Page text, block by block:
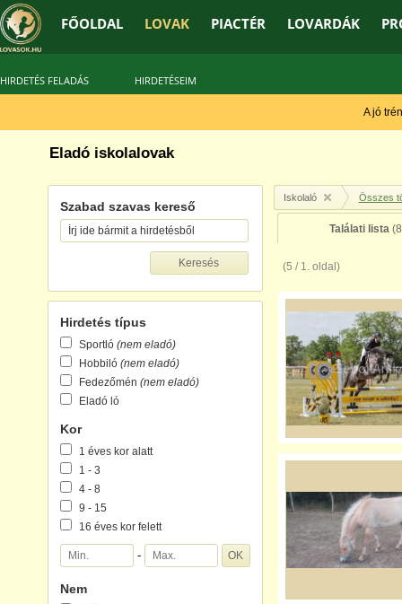
FŐOLDAL LOVAK PIACTÉR LOVARDÁK
HIRDETÉS FELADÁS HIRDETÉSEIM
A jó tréner
Eladó iskolalovak
Szabad szavas kereső
Hirdetés típus
Sportló (nem eladó)
Hobbiló (nem eladó)
Fedezőmén (nem eladó)
Eladó ló
Kor
1 éves kor alatt
1 - 3
4 - 8
9 - 15
16 éves kor felett
-
Nem
Iskolaló Összes
Találati lista
(5 / 1. oldal)